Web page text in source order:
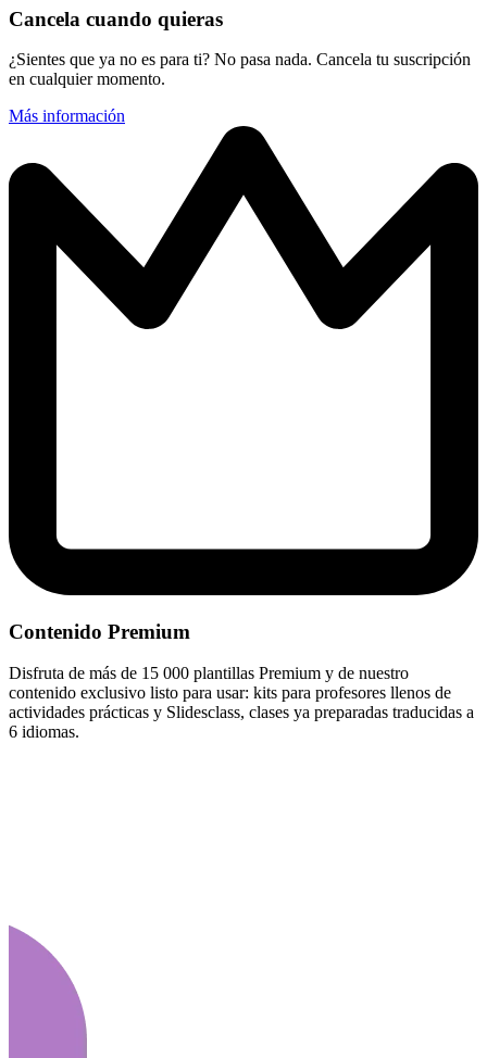
Cancela cuando quieras
¿Sientes que ya no es para ti? No pasa nada. Cancela tu suscripción
en cualquier momento.
Más información
Contenido Premium
Disfruta de más de 15 000 plantillas Premium y de nuestro
contenido exclusivo listo para usar: kits para profesores llenos de
actividades prácticas y Slidesclass, clases ya preparadas traducidas a
6 idiomas.